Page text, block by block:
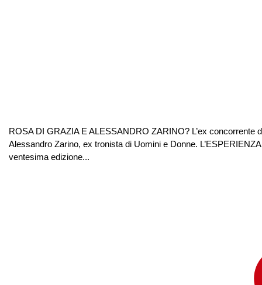
ROSA DI GRAZIA E ALESSANDRO ZARINO? L’ex
Alessandro Zarino, ex tronista di Uomini e Donne.
ventesima edizione...